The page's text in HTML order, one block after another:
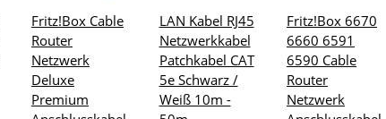
Fritz!Box Cable
Router
Netzwerk
Deluxe
Premium
LAN Kabel RJ45
Netzwerkkabel
Patchkabel CAT
5e Schwarz /
Weiß 10m -
Fritz!Box 6670
6660 6591
6590 Cable
Router
Netzwerk